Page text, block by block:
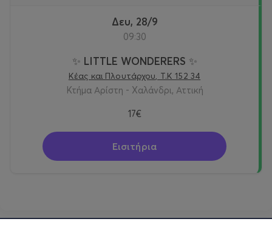
Δευ, 28/9
09:30
✨ LITTLE WONDERERS ✨
Κέας και Πλουτάρχου, Τ.Κ 152 34
Κτήμα Αρίστη - Χαλάνδρι, Αττική
17€
Εισιτήρια